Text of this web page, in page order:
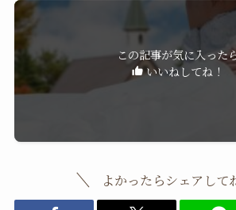
この記事が気に入った
いいねしてね！
よかったらシェアして